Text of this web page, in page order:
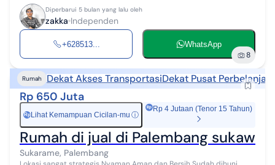
Diperbarui 5 bulan yang lalu oleh
zakka Independen
+628513... WhatsApp
8
Rumah Dekat Akses TransportasiDekat Pusat
Rp 650 Juta
Rp Lihat Kemampuan Cicilan-mu ⓘ
Rp 4 Jutaan (Tenor 15 Tahun)
Rumah di jual di Palembang
Sukarame, Palembang